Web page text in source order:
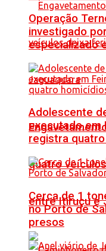
quatro
entre Itiruçu e
Operação
investigado
especializado
Adolescente
executado em
registra
Cerca de 1
no Porto de
presos